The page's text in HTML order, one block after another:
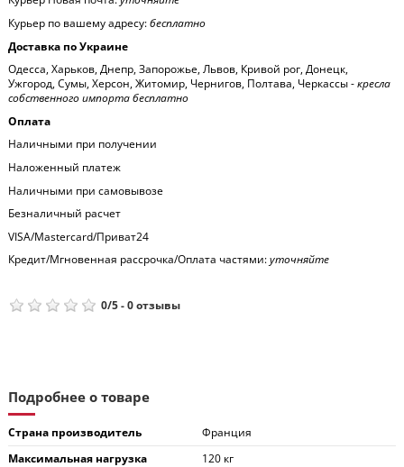
Курьер по вашему адресу:бесплатно
Доставка по Украине
Одесса, Харьков, Днепр, Запорожье, Львов, Кривой рог, Донецк,
Ужгород, Сумы, Херсон, Житомир, Чернигов, Полтава, Черкассы -кресла
собственного импорта бесплатно
Оплата
Наличными при получении
Наложенный платеж
Наличными при самовывозе
Безналичный расчет
VISA/Mastercard/Приват24
Кредит/Мгновенная рассрочка/Оплата частями:уточняйте
0/5-0отзывы
Подробнее о товаре
Страна производитель
Франция
Максимальная нагрузка
120 кг